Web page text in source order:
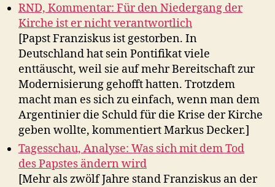
RND, Kommentar: Für den Niedergang der
Kirche ist er nicht verantwortlich
[Papst Franziskus ist gestorben. In
Deutschland hat sein Pontifikat viele
enttäuscht, weil sie auf mehr Bereitschaft zur
Modernisierung gehofft hatten. Trotzdem
macht man es sich zu einfach, wenn man dem
Argentinier die Schuld für die Krise der Kirche
geben wollte, kommentiert Markus Decker.]
Tagesschau, Analyse: Was sich mit dem Tod
des Papstes ändern wird
[Mehr als zwölf Jahre stand Franziskus an der